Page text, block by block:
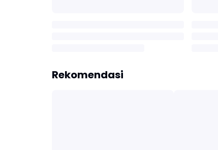
Rekomendasi